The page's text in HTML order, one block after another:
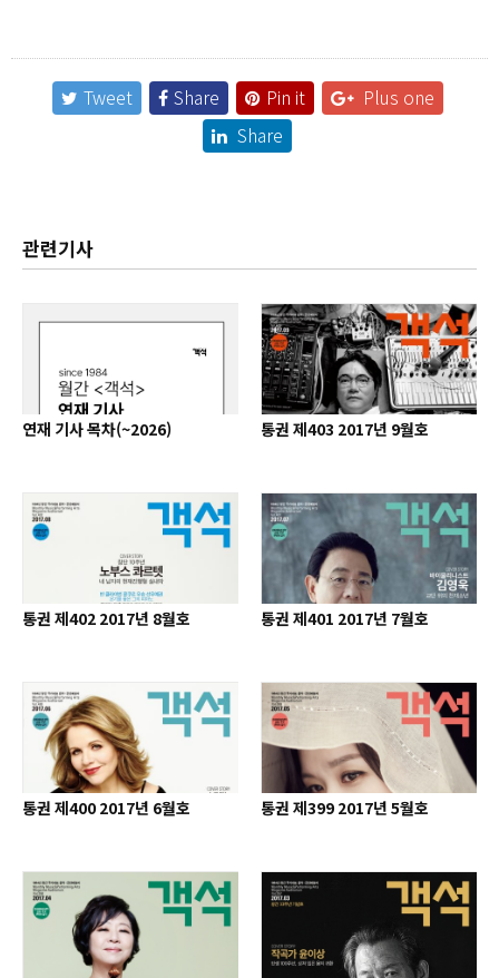
Tweet Share Pin it
Plus one
Share
관련기사
연재 기사 목차(~2026) 통권 제403 2017년 9월호
통권 제402 2017년 8월호 통권 제401 2017년 7월호
통권 제400 2017년 6월호 통권 제399 2017년 5월호